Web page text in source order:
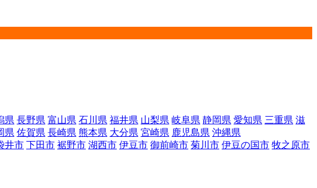
県 長野県 富山県 石川県 福井県 山梨県 岐阜県 静岡県 愛知県 三重県 滋
県 佐賀県 長崎県 熊本県 大分県 宮崎県 鹿児島県 沖縄県
井市 下田市 裾野市 湖西市 伊豆市 御前崎市 菊川市 伊豆の国市 牧之原市